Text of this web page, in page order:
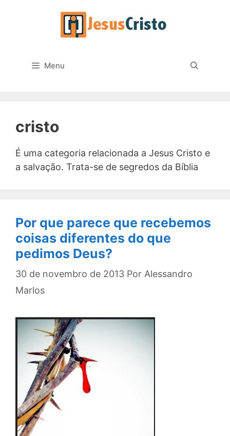
Menu
cristo
É uma categoria relacionada a Jesus Cristo e
a salvação. Trata-se de segredos da Bíblia
Por que parece que recebemos
coisas diferentes do que
pedimos Deus?
30 de novembro de 2013 Por Alessandro
Marlos